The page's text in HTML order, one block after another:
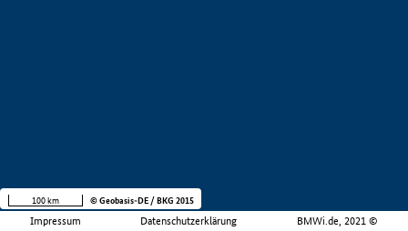
Impressum Datenschutzerklärung BMWi.de, 2021 ©
100 km © Geobasis-DE / BKG 2015